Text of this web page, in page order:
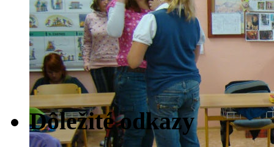
Dôležité odkazy